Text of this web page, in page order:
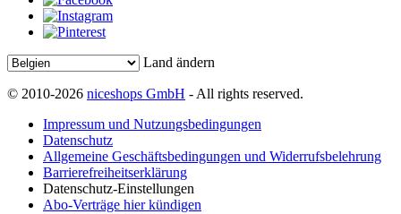
Land ändern
© 2010-2026 niceshops GmbH - All rights reserved.
Impressum und Nutzungsbedingungen
Datenschutz
Allgemeine Geschäftsbedingungen und Widerrufsbelehrung
Barrierefreiheitserklärung
Datenschutz-Einstellungen
Abo-Verträge hier kündigen